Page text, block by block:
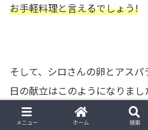
お手軽料理と言えるでしょう!
そして、シロさんの卵とアス
日の献立はこのようになりまし
メニュー ホーム 検索